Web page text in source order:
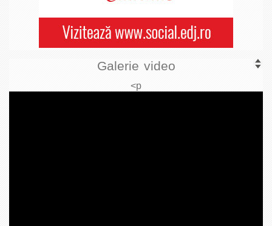
Galerie video
<p